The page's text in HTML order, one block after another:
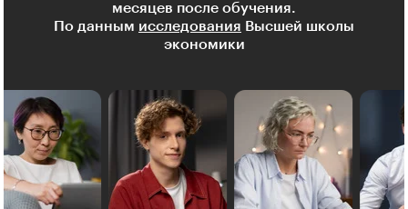
месяцев после обучения.
По данным исследования Высшей школы
экономики